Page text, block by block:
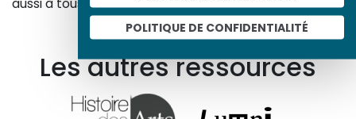
POLITIQUE DE CONFIDENTIALITÉ
aussi à tous les curieux, amateurs d’art et d’histoire.
En savoir plus sur le projet
Les autres ressources